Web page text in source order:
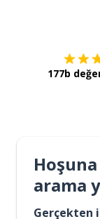
177b
arama
Gerçekten